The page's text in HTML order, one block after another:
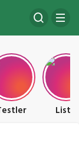
Liste